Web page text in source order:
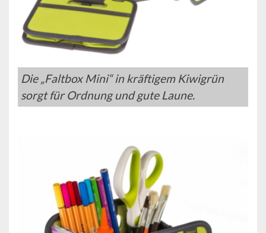
Die „Faltbox Mini“ in kräftigem Kiwigrün
sorgt für Ordnung und gute Laune.